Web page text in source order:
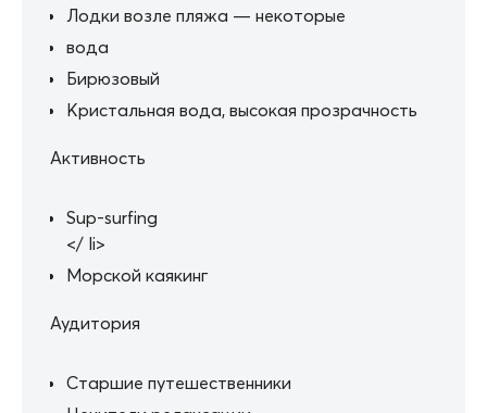
Лодки возле пляжа — некоторые
вода
Бирюзовый
Кристальная вода, высокая прозрачность
Активность
Sup-surfing
</ li>
Морской каякинг
Аудитория
Старшие путешественники